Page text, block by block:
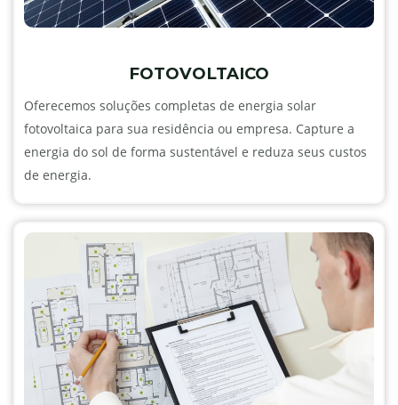
FOTOVOLTAICO
Oferecemos soluções completas de energia solar
fotovoltaica para sua residência ou empresa. Capture a
energia do sol de forma sustentável e reduza seus custos
de energia.